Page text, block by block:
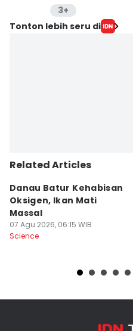
3+
Editor
Tonton lebih seru di
Related Articles
Danau Batur Kehabisan
Oksigen, Ikan Mati
Massal
07 Agu 2026, 06:15 WIB
Science